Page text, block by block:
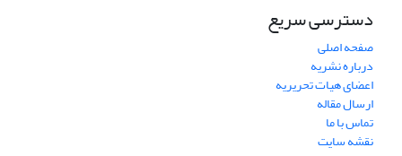
دسترسی سریع
صفحه اصلی
درباره نشریه
اعضای هیات تحریریه
ارسال مقاله
تماس با ما
نقشه سایت